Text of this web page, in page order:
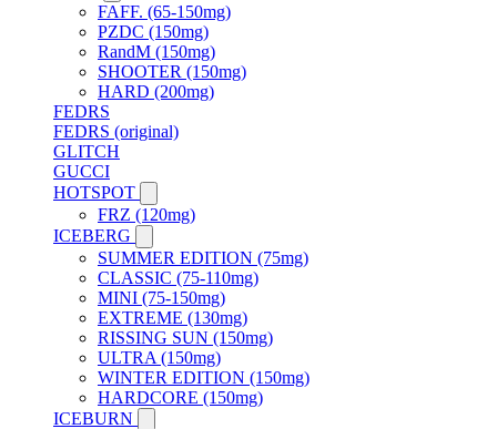
FAFF. (65-150mg)
PZDC (150mg)
RandM (150mg)
SHOOTER (150mg)
HARD (200mg)
FEDRS
FEDRS (original)
GLITCH
GUCCI
HOTSPOT
FRZ (120mg)
ICEBERG
SUMMER EDITION (75mg)
CLASSIC (75-110mg)
MINI (75-150mg)
EXTREME (130mg)
RISSING SUN (150mg)
ULTRA (150mg)
WINTER EDITION (150mg)
HARDCORE (150mg)
ICEBURN